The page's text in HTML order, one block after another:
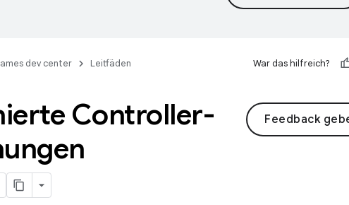
dev center Leitfäden War das hilfreich?
Feedback
Controller-